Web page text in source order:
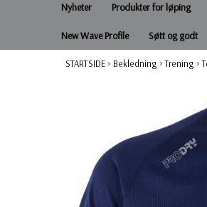
Nyheter Produkter for løping
New Wave Profile Søtt og godt
STARTSIDE> Bekledning >Trening >